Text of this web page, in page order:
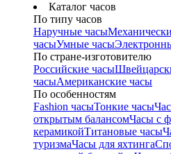
Каталог часов
По типу часов
Наручные часы
часыУмные часы
По стране-изготовителю
Российские часы
часыАмериканские часы
По особенностям
Fashion часыТонкие часы
открытым балансомЧасы с
керамикойТитановые часы
туризмаЧасы для яхтинга